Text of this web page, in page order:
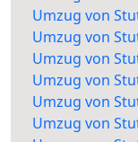
Umzug von
Umzug von
Umzug von
Umzug von
Umzug von
Umzug von